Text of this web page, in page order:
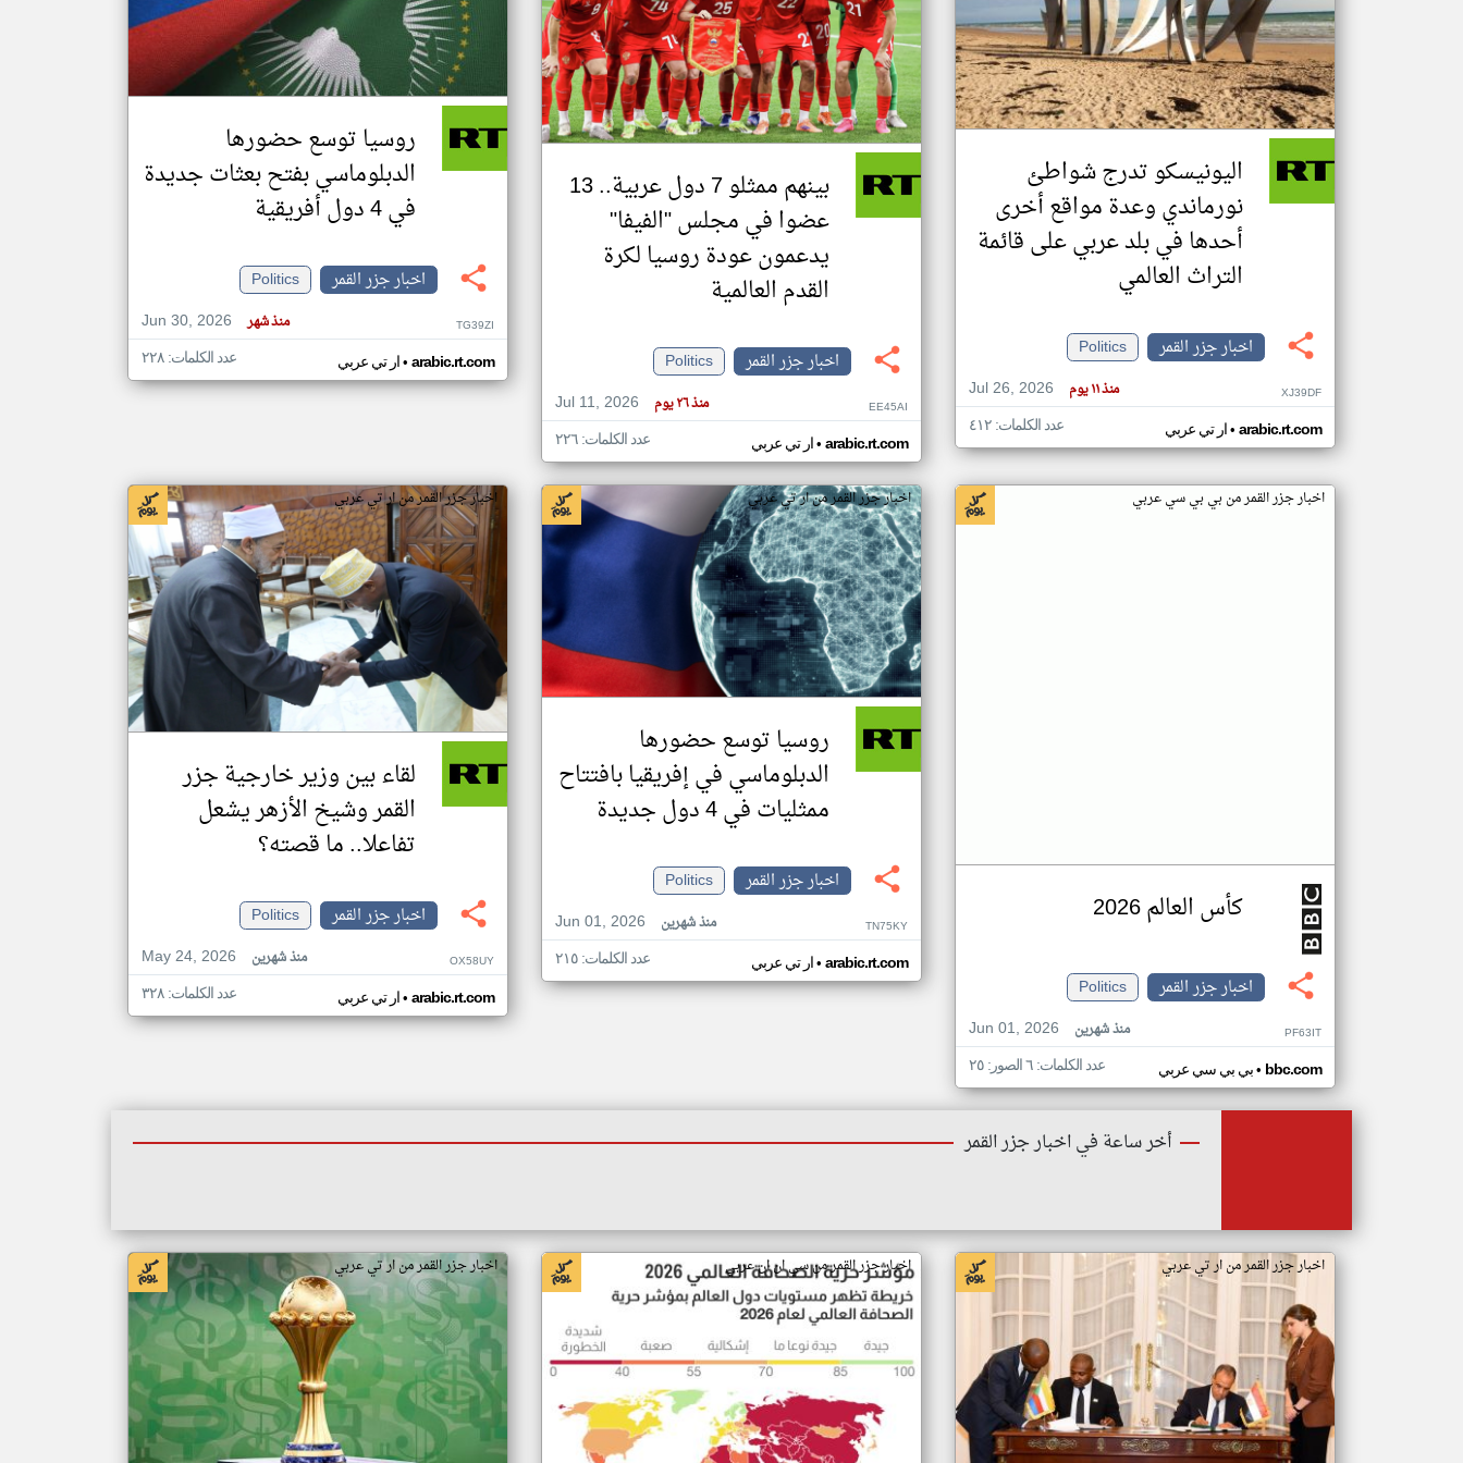
تغيير الدولة
اخبار جزر القمر على مدار الساعة
أهم اخبار جزر القمر العاجلة والمباشرة
اليونيسكو تدرج شواطئ
نورماندي وعدة مواقع أخرى
أحدها في بلد عربي على قائمة
التراث العالمي
اخبار جزر القمر
Politics
Jul 26, 2026
منذ ١١ يوم XJ39DF
ار تي عربي• arabic.rt.com عدد الكلمات: ٤١٢
بينهم ممثلو 7 دول عربية.. 13
عضوا في مجلس "الفيفا"
يدعمون عودة روسيا لكرة
القدم العالمية
اخبار جزر القمر
Politics
Jul 11, 2026
منذ ٢٦ يوم EE45AI
ار تي عربي• arabic.rt.com عدد الكلمات: ٢٢٦
روسيا توسع حضورها
الدبلوماسي بفتح بعثات جديدة
في 4 دول أفريقية
اخبار جزر القمر
Politics
Jun 30, 2026
منذ شهر TG39ZI
ار تي عربي• arabic.rt.com عدد الكلمات: ٢٢٨
اخبار جزر القمر من بي بي سي عربي
كأس العالم 2026
اخبار جزر القمر
Politics
Jun 01, 2026
منذ شهرين PF63IT
بي بي سي عربي• bbc.com عدد الكلمات: ٦ الصور: ٢٥
اخبار جزر القمر من ار تي عربي
روسيا توسع حضورها
الدبلوماسي في إفريقيا بافتتاح
ممثليات في 4 دول جديدة
اخبار جزر القمر
Politics
Jun 01, 2026
منذ شهرين TN75KY
ار تي عربي• arabic.rt.com عدد الكلمات: ٢١٥
اخبار جزر القمر من ار تي عربي
لقاء بين وزير خارجية جزر
القمر وشيخ الأزهر يشعل
تفاعلا.. ما قصته؟
اخبار جزر القمر
Politics
May 24, 2026
منذ شهرين OX58UY
ار تي عربي• arabic.rt.com عدد الكلمات: ٣٢٨
أخر ساعة في اخبار جزر القمر
اخبار جزر القمر من ار تي عربي اخبار جزر القمر من سي ان ان عربي اخبار جزر القمر من ار تي عربي
klyoum.com